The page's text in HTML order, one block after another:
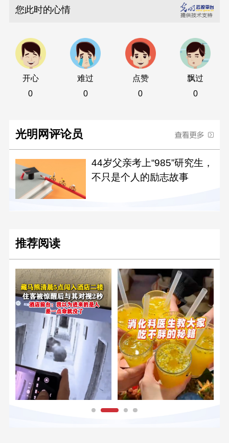
您此时的心情
开心
0
难过
0
点赞
0
飘过
0
光明网评论员
44岁父亲考上“985”研究生，
不只是个人的励志故事
推荐阅读